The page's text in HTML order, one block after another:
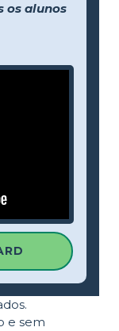
os alunos
e sem